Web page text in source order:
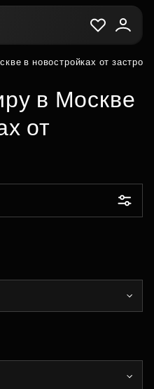
в новостройках от
в Москве
от